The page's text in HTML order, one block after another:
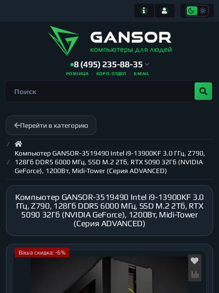
8 (495) 235-88-35
РОЗНИЦА КОРП. ОТДЕЛ E-MAIL
Перейти в категорию
Компьютер GANSOR-3519490 Intel i9-13900KF 3.0 ГГц, Z790,
128Гб DDR5 6000 МГц, SSD M.2 2Тб, RTX 5090 32Гб (NVIDIA
GeForce), 1200Вт, Midi-Tower (Серия ADVANCED)
Компьютер GANSOR-3519490 Intel i9-13900KF 3.0
ГГц, Z790, 128Гб DDR5 6000 МГц, SSD M.2 2Тб, RTX
5090 32Гб (NVIDIA GeForce), 1200Вт, Midi-Tower
(Серия ADVANCED)
Ваша скидка: -6%